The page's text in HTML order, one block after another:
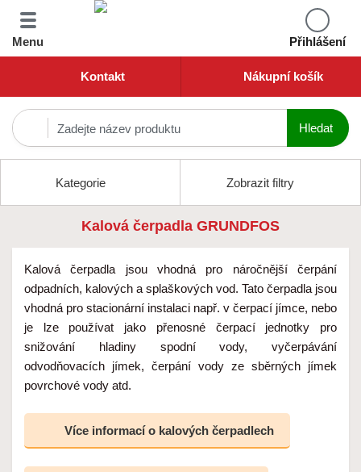
Menu Přihlášení
Kontakt Nákupní košík
Kategorie Zobrazit filtry
Kalová čerpadla GRUNDFOS
Kalová čerpadla jsou vhodná pro náročnější čerpání
odpadních, kalových a splaškových vod. Tato čerpadla jsou
vhodná pro stacionární instalaci např. v čerpací jímce, nebo
je lze používat jako přenosné čerpací jednotky pro
snižování hladiny spodní vody, vyčerpávání
odvodňovacích jímek, čerpání vody ze sběrných jímek
povrchové vody atd.
Více informací o kalových čerpadlech